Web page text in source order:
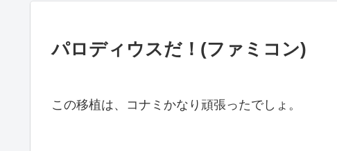
パロディウスだ！(ファミコン)
この移植は、コナミかなり頑張ったでしょ。